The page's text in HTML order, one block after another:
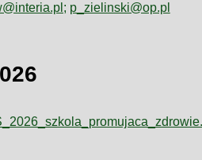
p_zielinski@op.pl